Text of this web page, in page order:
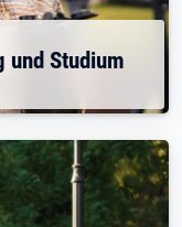
Studium